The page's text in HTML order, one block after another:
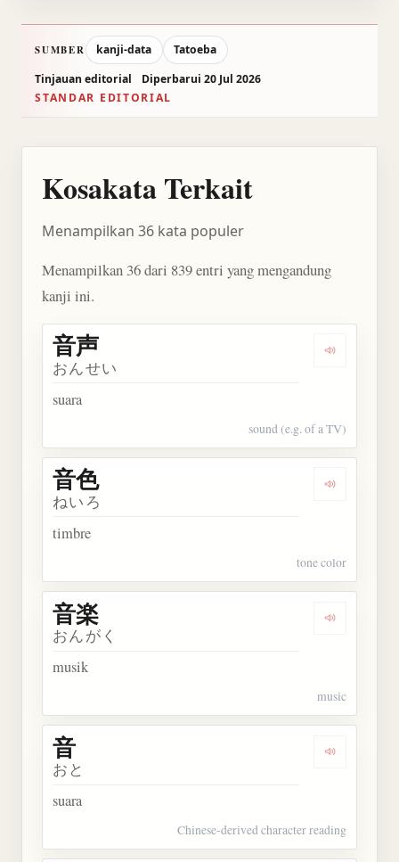
SUMBER kanji-data
Tatoeba
Tinjauan editorial
Diperbarui 20 Jul 2026
STANDAR EDITORIAL
Kosakata Terkait
Menampilkan 36 kata populer
Menampilkan 36 dari 839 entri yang mengandung
kanji ini.
Dengarkan
音声
おんせい
suara
sound (e.g. of a TV)
Dengarkan
音色
ねいろ
timbre
tone color
Dengarkan
音楽
おんがく
musik
music
Dengarkan
音
おと
suara
Chinese-derived character reading